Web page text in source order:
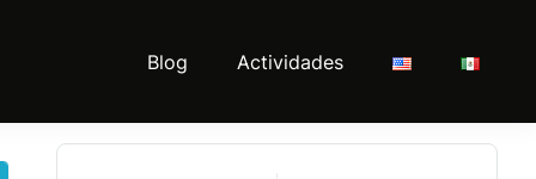
Blog Actividades